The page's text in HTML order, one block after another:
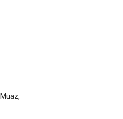
Muaz,